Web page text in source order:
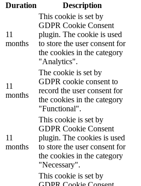
Duration Description
11
months
This cookie is set by
GDPR Cookie Consent
plugin. The cookie is used
to store the user consent for
the cookies in the category
"Analytics".
11
months
The cookie is set by
GDPR cookie consent to
record the user consent for
the cookies in the category
"Functional".
11
months
This cookie is set by
GDPR Cookie Consent
plugin. The cookies is used
to store the user consent for
the cookies in the category
"Necessary".
This cookie is set by